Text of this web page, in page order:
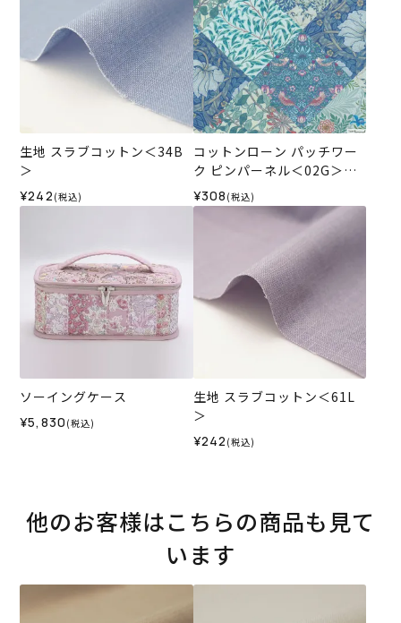
生地 スラブコットン＜34B
＞
¥242 (税込)
コットンローン パッチワー
ク ピンパーネル＜02G＞生
地 ホビーラホビーレデザイ
ンコレクション
¥308 (税込)
ソーイングケース
¥5,830 (税込)
生地 スラブコットン＜61L
＞
¥242 (税込)
他のお客様はこちらの商品も見て
います